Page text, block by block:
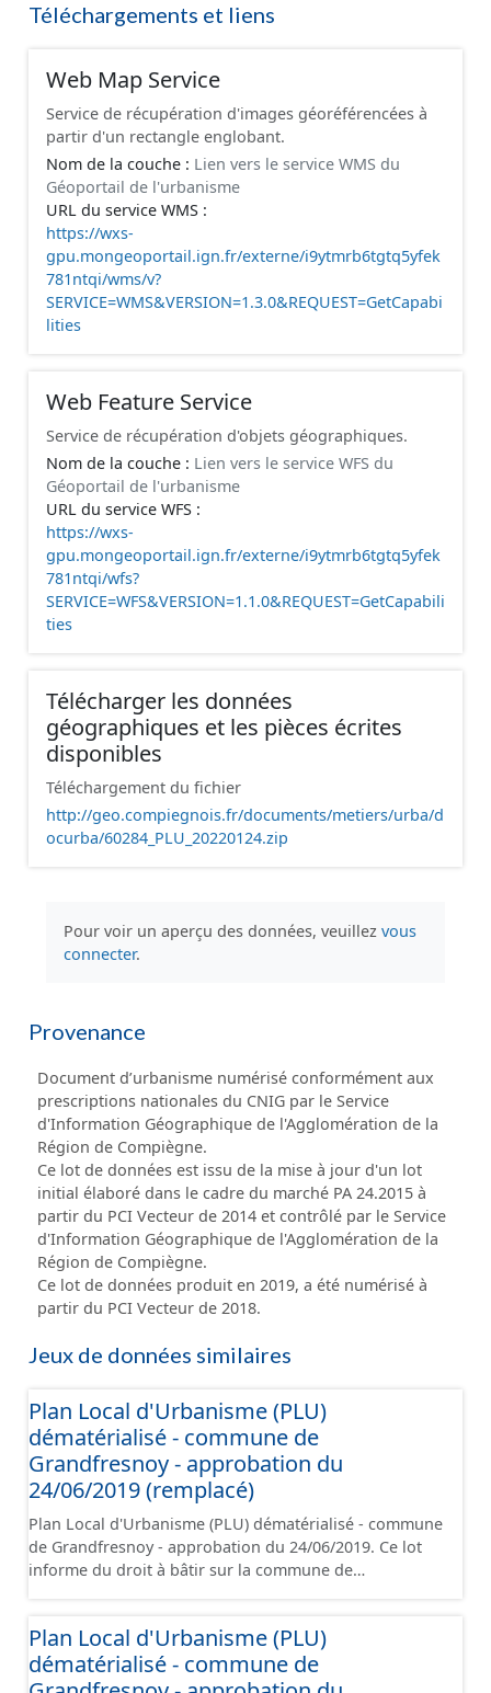
Téléchargements et liens
Web Map Service
Service de récupération d'images géoréférencées à
partir d'un rectangle englobant.
Nom de la couche : Lien vers le service WMS du
Géoportail de l'urbanisme
URL du service WMS :
https://wxs-
gpu.mongeoportail.ign.fr/externe/i9ytmrb6tgtq5yfek
781ntqi/wms/v?
SERVICE=WMS&VERSION=1.3.0&REQUEST=GetCapabi
lities
Web Feature Service
Service de récupération d'objets géographiques.
Nom de la couche : Lien vers le service WFS du
Géoportail de l'urbanisme
URL du service WFS :
https://wxs-
gpu.mongeoportail.ign.fr/externe/i9ytmrb6tgtq5yfek
781ntqi/wfs?
SERVICE=WFS&VERSION=1.1.0&REQUEST=GetCapabili
ties
Télécharger les données
géographiques et les pièces écrites
disponibles
Téléchargement du fichier
http://geo.compiegnois.fr/documents/metiers/urba/d
ocurba/60284_PLU_20220124.zip
Pour voir un aperçu des données, veuillez vous
connecter.
Provenance
Document d’urbanisme numérisé conformément aux
prescriptions nationales du CNIG par le Service
d'Information Géographique de l'Agglomération de la
Région de Compiègne.
Ce lot de données est issu de la mise à jour d'un lot
initial élaboré dans le cadre du marché PA 24.2015 à
partir du PCI Vecteur de 2014 et contrôlé par le Service
d'Information Géographique de l'Agglomération de la
Région de Compiègne.
Ce lot de données produit en 2019, a été numérisé à
partir du PCI Vecteur de 2018.
Jeux de données similaires
Plan Local d'Urbanisme (PLU)
dématérialisé - commune de
Grandfresnoy - approbation du
24/06/2019 (remplacé)
Plan Local d'Urbanisme (PLU) dématérialisé - commune
de Grandfresnoy - approbation du 24/06/2019. Ce lot
informe du droit à bâtir sur la commune de
contient les pièces administratives, le rapport de
présentation, le PADD, le règlement (à l'exception des
plans de zonages), les annexes, les orientations
Plan Local d'Urbanisme (PLU)
dématérialisé - commune de